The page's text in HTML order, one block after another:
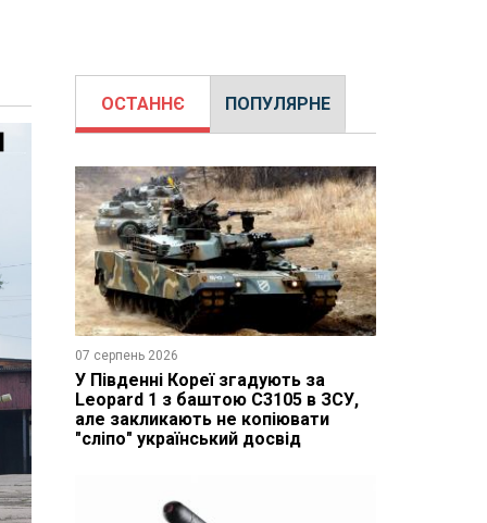
ОСТАННЄ ПОПУЛЯРНЕ
07 серпень 2026
У Південні Кореї згадують за
Leopard 1 з баштою C3105 в ЗСУ,
але закликають не копіювати
"сліпо" український досвід